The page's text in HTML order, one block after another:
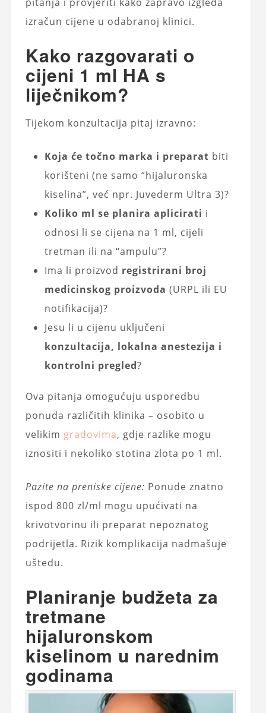
izračun cijene u odabranoj klinici.
Kako razgovarati o
cijeni 1 ml HA s
liječnikom?
Tijekom konzultacija pitaj izravno:
Koja će točno marka i preparat biti
korišteni (ne samo “hijaluronska
kiselina”, već npr. Juvederm Ultra 3)?
Koliko ml se planira aplicirati i
odnosi li se cijena na 1 ml, cijeli
tretman ili na “ampulu”?
Ima li proizvod registrirani broj
medicinskog proizvoda (URPL ili EU
notifikacija)?
Jesu li u cijenu uključeni
konzultacija, lokalna anestezija i
kontrolni pregled?
Ova pitanja omogućuju usporedbu
ponuda različitih klinika – osobito u
velikim gradovima, gdje razlike mogu
iznositi i nekoliko stotina zlota po 1 ml.
Pazite na preniske cijene: Ponude znatno
ispod 800 zl/ml mogu upućivati na
krivotvorinu ili preparat nepoznatog
podrijetla. Rizik komplikacija nadmašuje
uštedu.
Planiranje budžeta za
tretmane
hijaluronskom
kiselinom u narednim
godinama